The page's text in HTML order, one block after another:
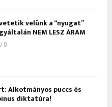
velünk a “nyugat”
NEM LESZ ÁRAM
0
Alkotmányos puccs és
diktatúra!